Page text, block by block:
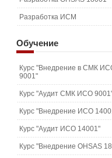
Разработка ИСМ
Обучение
Курс "Внедрение в СМК
9001"
Курс "Аудит СМК ИСО
Курс "Внедрение ИСО
Курс "Аудит ИСО 14001"
Курс "Внедрение OHSAS